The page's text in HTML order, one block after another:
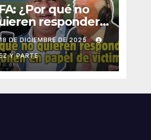
¿Por qué no
responder y
ponen en papel
víctima? Asi
Daniel
18 DE DICIEMBRE DE 2025
Y PARTE